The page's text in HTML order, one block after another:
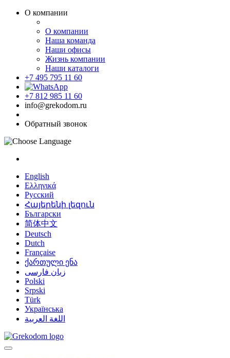
О компании
О компании
Наша команда
Наши офисы
Жизнь компании
Наши каталоги
+7 495 795 11 60
+7 812 985 11 60
info@grekodom.ru
Обратный звонок
English
Ελληνικά
Русский
Հայերենի լեզուն
Български
简体中文
Deutsch
Dutch
Française
ქართული ენა
زبان فارسی
Polski
Srpski
Türk
Українська
اللغة العربية